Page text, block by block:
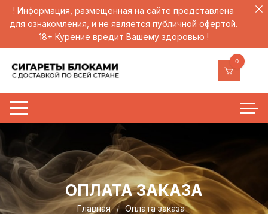
! Информация, размещенная на сайте представлена
для ознакомления, и не является публичной офертой.
18+ Курение вредит Вашему здоровью !
0
ОПЛАТА ЗАКАЗА
Главная Оплата заказа